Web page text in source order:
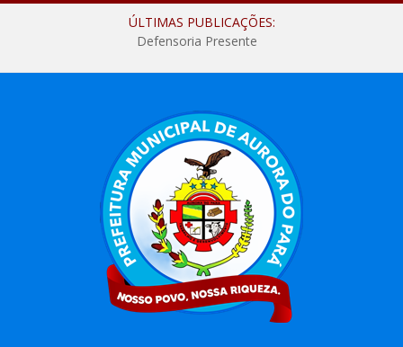
ÚLTIMAS PUBLICAÇÕES:
Defensoria Presente